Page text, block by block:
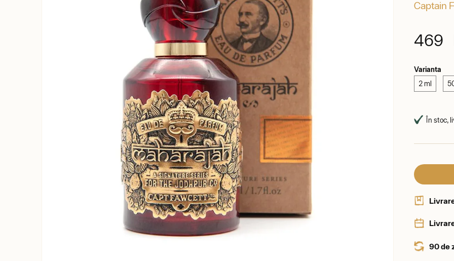
Captain
469
Varianta
2 ml
În stoc,
90 de